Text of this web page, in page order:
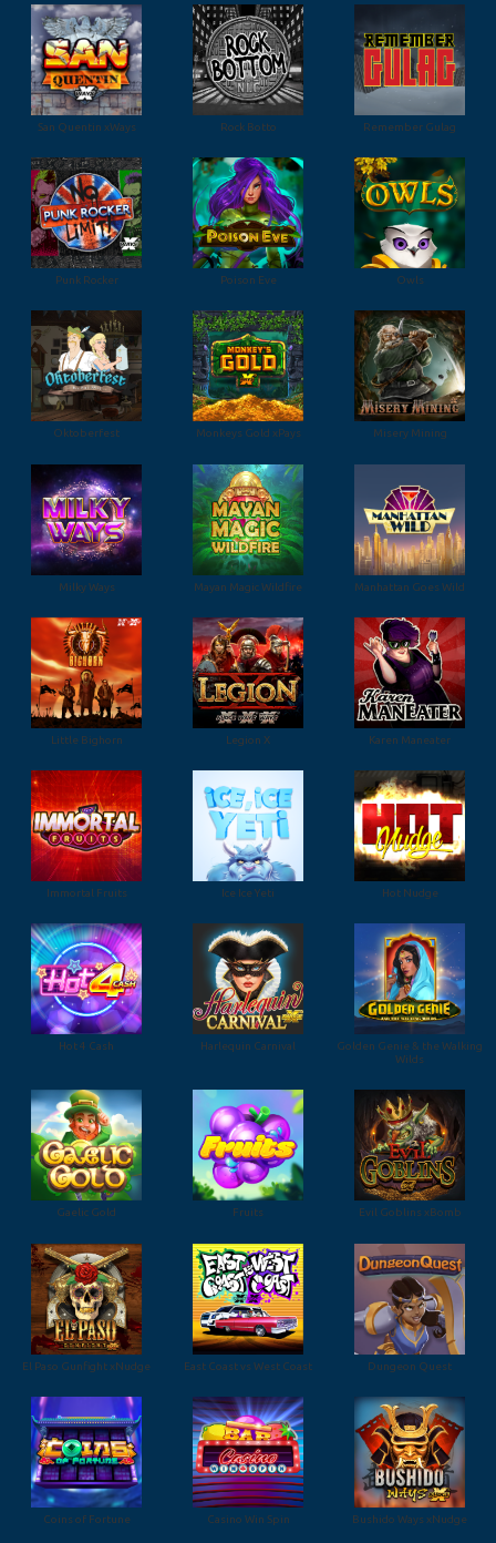
San Quentin xWays Rock Botto Remember Gulag
Punk Rocker Poison Eve Owls
Oktoberfest Monkeys Gold xPays Misery Mining
Milky Ways Mayan Magic Wildfire Manhattan Goes Wild
Little Bighorn Legion X Karen Maneater
Immortal Fruits Ice Ice Yeti Hot Nudge
Hot 4 Cash Harlequin Carnival
Golden Genie & the Walking
Wilds
Gaelic Gold Fruits Evil Goblins xBomb
El Paso Gunfight xNudge East Coast vs West Coast Dungeon Quest
Coins of Fortune Casino Win Spin Bushido Ways xNudge